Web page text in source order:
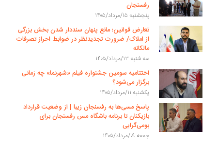
رفسنجان
پنجشنبه ۱۵/مرداد/۱۴۰۵
تعارض قوانین؛ مانع پنهان سنددار شدن بخش بزرگی
از املاک/ ضرورت تجدیدنظر در ضوابط احراز تصرفات
مالکانه
سه شنبه ۱۳/مرداد/۱۴۰۵
اختتامیه سومین جشنواره فیلم «شهرنما» چه زمانی
برگزار می‌شود؟
یکشنبه ۱۱/مرداد/۱۴۰۵
پاسخ مسی‌ها به رفسنجان زیبا | از وضعیت قرارداد
بازیکنان تا برنامه باشگاه مس رفسنجان برای
بومی‌گرایی
جمعه ۰۹/مرداد/۱۴۰۵